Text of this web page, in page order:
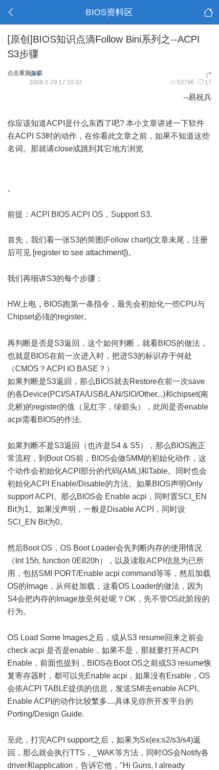
BIOS资料区
[原创]BIOS知识点滴Follow Bini系列之--ACPI
S3步骤
点击重新加载 1#
bini
53796 17
2008-1-29 17:10:32
--易祝兵
你应该知道ACPI是什么东西了吧? 本小文章讲述一下软件
在ACPI S3时的动作，在你看此文章之前，如果不知道这些
名词。那就请close或跳到其它地方浏览
。
前提：ACPI BIOS ACPI OS，Support S3.
首先，我们看一张S3的简图(Follow chart)(文章未尾，注册
后可见 [register to see attachment])。
我们再细讲S3的每个步骤：
HW上电，BIOS跑第一条指令，最先会初始化一些CPU与
Chipset必须的register。
再判断是否是S3返回，这个如何判断，就看BIOS的做法，
也就是BIOS在前一次进入时，把进S3的标识存于何处
（CMOS？ACPI IO BASE？）
如果判断是S3返回，那么BIOS就去Restore在前一次save
的各Device(PCI/SATA/USB/LAN/SIO/Other...)和chipset(南
北桥)的register的值（见红字，绿箭头），此间是否enable
acpi需看BIOS的作法.
如果判断不是S3返回（也许是S4 & S5），那么BIOS跑正
常流程，到Boot OS前，BIOS会做SMM的初始化动作，这
个动作会初始化ACPI部分的代码(AML)和Table。同时也会
初始化ACPI Enable/Disable的方法。如果BIOS声明Only
support ACPI。那么BIOS会 Enable acpi，同时置SCI_EN
Bit为1。如果没声明，一般是Disable ACPI，同时设
SCI_EN Bit为0。
然后Boot OS，OS Boot Loader会先判断内存的使用情况
（Int 15h, function 0E820h），以及读取ACPI信息为已所
用，包括SMI PORT/Enable acpi command等等，然后加载
OS的Image，从何处加载，这看OS Loader的做法，因为
S4会把内存的Image放至何处呢？OK，先不管OS此阶段的
行为。
OS Load Some Images之后，或从S3 resume回来之前会
check acpi 是否是enable，如果不是，那就要打开ACPI
Enable，前面也提到，BIOS在Boot OS之前或S3 resume恢
复寄存器时，都可以先Enable acpi，如果没有Enable，OS
会依ACPI TABLE提供的信息，发送SMI去enable ACPI。
Enable ACPI的动作比较繁多....具体见你所开发平台的
Porting/Design Guide.
至此，打完ACPI support之后，如果为Sx(ex:s2/s3/s4)返
回，那么就会执行TTS，_WAK等方法，同时OS会Notify各
driver和application，告诉它他，"Hi Guns, I already